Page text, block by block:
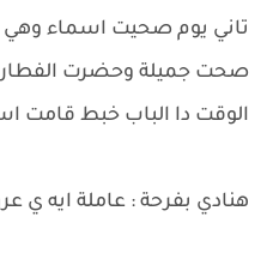
تاني يوم صحيت اسماء
صحت جميلة وحضرت الفطار
الوقت دا الباب خبط قامت
هنادي بفرحة : عاملة ايه ي